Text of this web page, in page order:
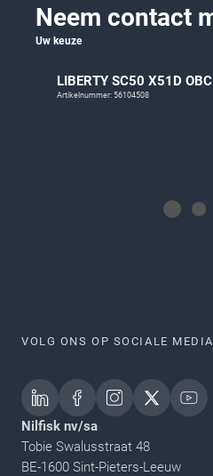
Neem contact
Uw keuze
LIBERTY SC50 X51D
Artikelnummer: 56104508
VOLG ONS OP SOCIALE MEDIA
Nilfisk nv/sa
Tobie Swalusstraat 48
BE-1600 Sint-Pieters-Leeuw